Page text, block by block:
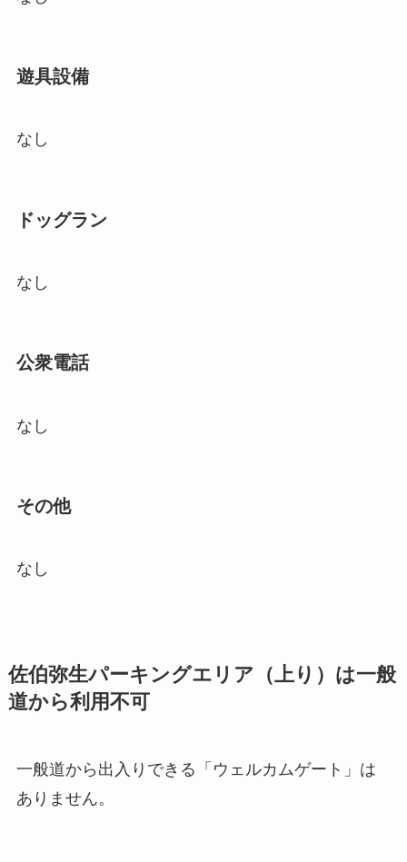
遊具設備
なし
ドッグラン
なし
公衆電話
なし
その他
なし
佐伯弥生パーキングエリア（上り）は一般
道から利用不可
一般道から出入りできる「ウェルカムゲート」は
ありません。